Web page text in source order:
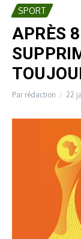
SPORT
APRÈS
Par rédaction 22